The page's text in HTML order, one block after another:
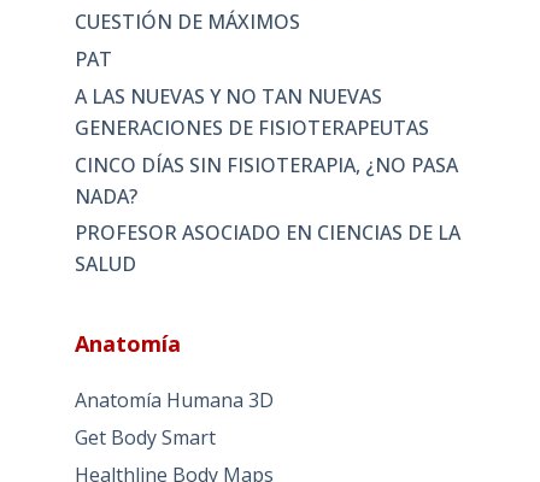
CUESTIÓN DE MÁXIMOS
PAT
A LAS NUEVAS Y NO TAN NUEVAS
GENERACIONES DE FISIOTERAPEUTAS
CINCO DÍAS SIN FISIOTERAPIA, ¿NO PASA
NADA?
PROFESOR ASOCIADO EN CIENCIAS DE LA
SALUD
Anatomía
Anatomía Humana 3D
Get Body Smart
Healthline Body Maps